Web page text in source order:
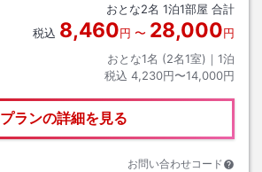
おとな2名 1泊1部屋 合計
税込 8,460円 〜 28,000円
おとな1名 (2名1室)｜ 1泊
税込 4,230円〜14,000円
プランの詳細を見る
お問い合わせコード